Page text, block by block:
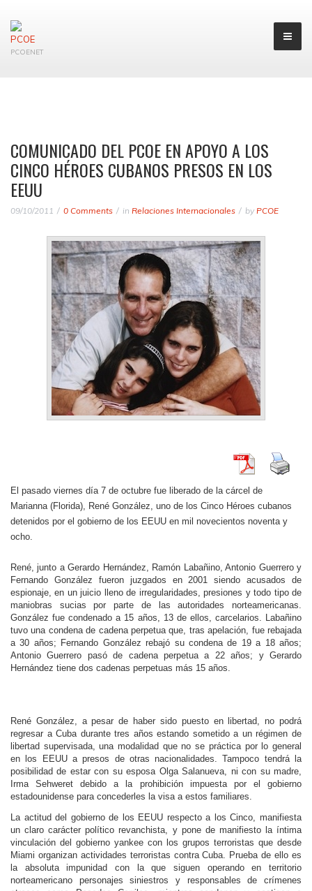
PCOENET
COMUNICADO DEL PCOE EN APOYO A LOS
CINCO HÉROES CUBANOS PRESOS EN LOS
EEUU
09/10/2011 0 Comments in Relaciones Internacionales by PCOE
El pasado viernes día 7 de octubre fue liberado de la cárcel de
Marianna (Florida), René González, uno de los Cinco Héroes cubanos
detenidos por el gobierno de los EEUU en mil novecientos noventa y
ocho.
René, junto a Gerardo Hernández, Ramón Labañino, Antonio Guerrero y
Fernando González fueron juzgados en 2001 siendo acusados de
espionaje, en un juicio lleno de irregularidades, presiones y todo tipo de
maniobras sucias por parte de las autoridades norteamericanas.
González fue condenado a 15 años, 13 de ellos, carcelarios. Labañino
tuvo una condena de cadena perpetua que, tras apelación, fue rebajada
a 30 años; Fernando González rebajó su condena de 19 a 18 años;
Antonio Guerrero pasó de cadena perpetua a 22 años; y Gerardo
Hernández tiene dos cadenas perpetuas más 15 años.
René González, a pesar de haber sido puesto en libertad, no podrá
regresar a Cuba durante tres años estando sometido a un régimen de
libertad supervisada, una modalidad que no se práctica por lo general
en los EEUU a presos de otras nacionalidades. Tampoco tendrá la
posibilidad de estar con su esposa Olga Salanueva, ni con su madre,
Irma Sehweret debido a la prohibición impuesta por el gobierno
estadounidense para concederles la visa a estos familiares.
La actitud del gobierno de los EEUU respecto a los Cinco, manifiesta
un claro carácter político revanchista, y pone de manifiesto la íntima
vinculación del gobierno yankee con los grupos terroristas que desde
Miami organizan actividades terroristas contra Cuba. Prueba de ello es
la absoluta impunidad con la que siguen operando en territorio
norteamericano personajes siniestros y responsables de crímenes